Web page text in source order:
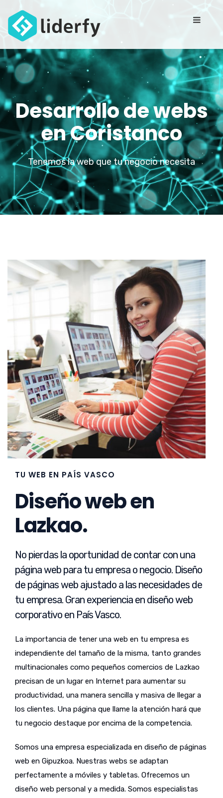
Desarrollo de webs
en Coristanco
Tenemos la web que tu negocio necesita
TU WEB EN PAÍS VASCO
Diseño web en
Lazkao.
No pierdas la oportunidad de contar con una
página web para tu empresa o negocio. Diseño
de páginas web ajustado a las necesidades de
tu empresa. Gran experiencia en diseño web
corporativo en País Vasco.
La importancia de tener una web en tu empresa es
independiente del tamaño de la misma, tanto grandes
multinacionales como pequeños comercios de Lazkao
precisan de un lugar en Internet para aumentar su
productividad, una manera sencilla y masiva de llegar a
los clientes. Una página que llame la atención hará que
tu negocio destaque por encima de la competencia.
Somos una empresa especializada en diseño de páginas
web en Gipuzkoa. Nuestras webs se adaptan
perfectamente a móviles y tabletas. Ofrecemos un
diseño web personal y a medida. Somos especialistas